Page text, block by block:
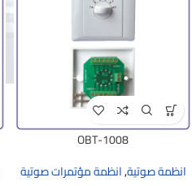
OBT-1008
انظمة صوتية,انظمة مؤتمرات صوتية